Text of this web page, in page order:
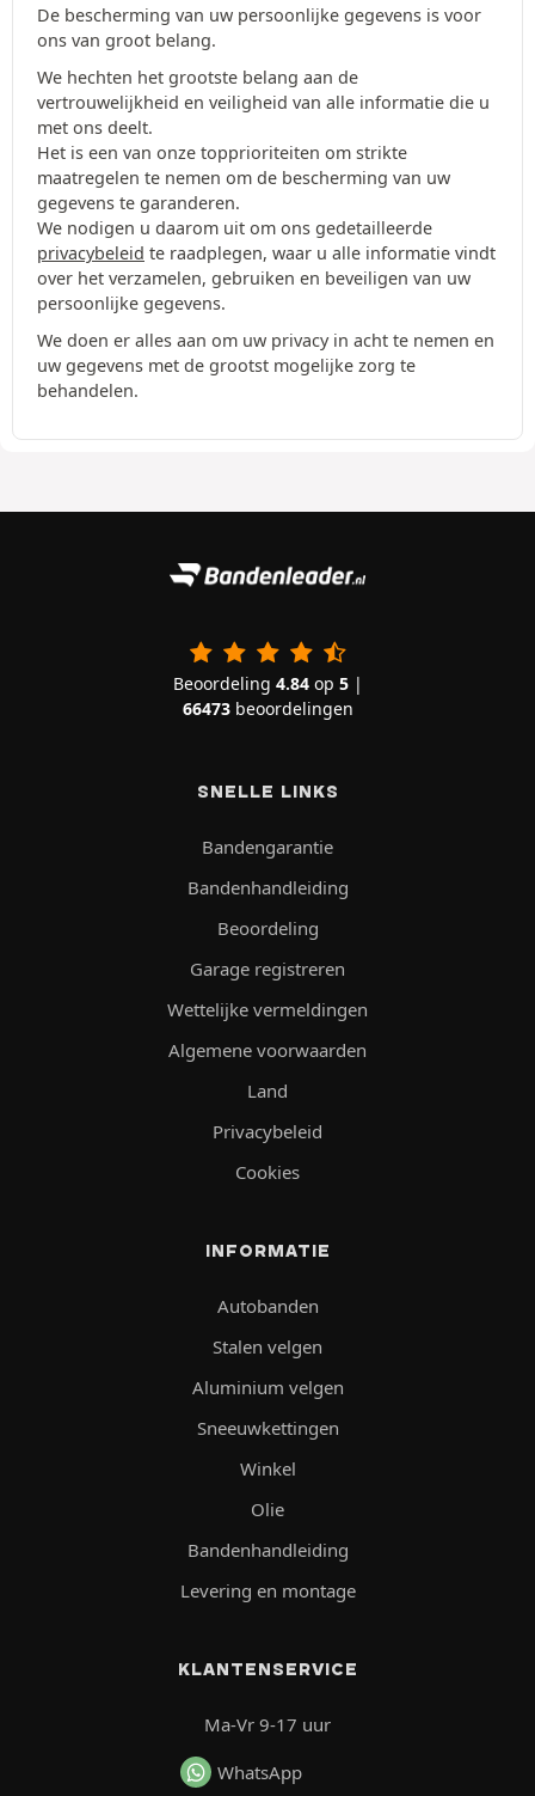
De bescherming van uw persoonlijke gegevens is voor
ons van groot belang.
We hechten het grootste belang aan de
vertrouwelijkheid en veiligheid van alle informatie die u
met ons deelt.
Het is een van onze topprioriteiten om strikte
maatregelen te nemen om de bescherming van uw
gegevens te garanderen.
We nodigen u daarom uit om ons gedetailleerde
privacybeleid te raadplegen, waar u alle informatie vindt
over het verzamelen, gebruiken en beveiligen van uw
persoonlijke gegevens.
We doen er alles aan om uw privacy in acht te nemen en
uw gegevens met de grootst mogelijke zorg te
behandelen.
Beoordeling 4.84op 5|
66473beoordelingen
SNELLE LINKS
Bandengarantie
Bandenhandleiding
Beoordeling
Garage registreren
Wettelijke vermeldingen
Algemene voorwaarden
Land
Privacybeleid
Cookies
INFORMATIE
Autobanden
Stalen velgen
Aluminium velgen
Sneeuwkettingen
Winkel
Olie
Bandenhandleiding
Levering en montage
KLANTENSERVICE
Ma-Vr 9-17 uur
WhatsApp